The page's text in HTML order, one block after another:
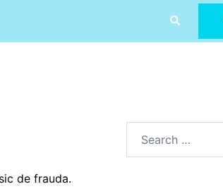
Search
de frauda.